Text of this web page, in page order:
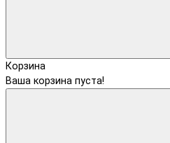
Корзина
Ваша корзина пуста!